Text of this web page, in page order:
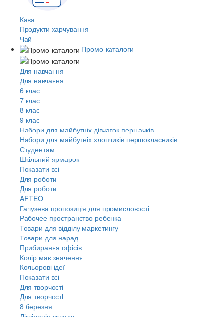
Кава
Продукти харчування
Чай
Промо-каталоги
Для навчання
Для навчання
6 клас
7 клас
8 клас
9 клас
Набори для майбутніх дiвчаток першачкiв
Набори для майбутніх хлопчиків першокласників
Студентам
Шкільний ярмарок
Показати всі
Для роботи
Для роботи
ARTEO
Галузева пропозиція для промисловості
Рабочее пространство ребенка
Товари для відділу маркетингу
Товари для нарад
Прибирання офісів
Колір має значення
Кольорові ідеї
Показати всі
Для творчостi
Для творчостi
8 березня